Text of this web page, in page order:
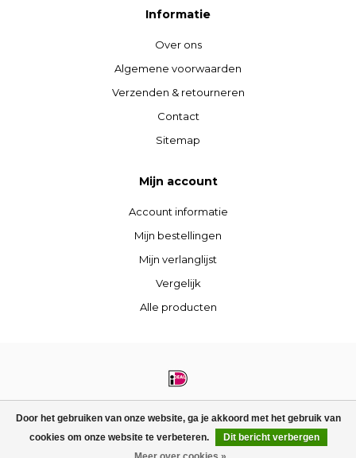
Door het gebruiken van onze website, ga je akkoord met het gebruik van
cookies om onze website te verbeteren.
Dit bericht verbergen
Informatie
Over ons
Algemene voorwaarden
Verzenden & retourneren
Contact
Sitemap
Mijn account
Account informatie
Mijn bestellingen
Mijn verlanglijst
Vergelijk
Alle producten
© Copyright 2026 STIJLdepartment - Powered byLightspeed- Theme by
Dyvelopment
FILTERS